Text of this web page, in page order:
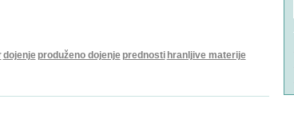
dojenje produženo dojenje prednosti hranljive materije